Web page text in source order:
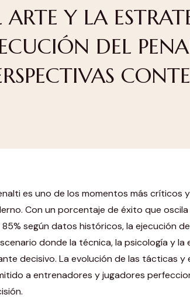
ARTE Y LA
DEL
es uno de los momentos más críticos
Con un porcentaje de éxito que
85% según datos históricos, la ejecución
donde la técnica, la psicología y
decisivo. La evolución de las tácticas y
a entrenadores y jugadores